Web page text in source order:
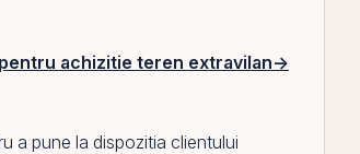
achizitie teren extravilan→
a pune la dispozitia clientului